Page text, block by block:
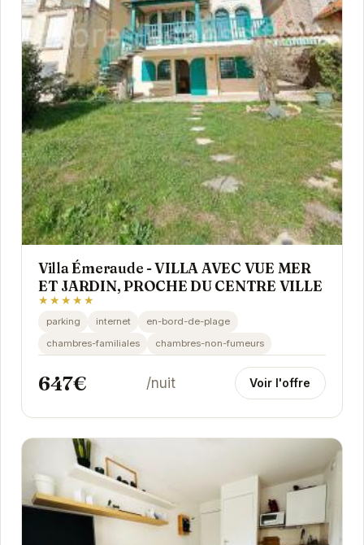
Villa Émeraude - VILLA AVEC VUE MER
ET JARDIN, PROCHE DU CENTRE VILLE
★★★★★
parking internet
en-bord-de-plage
chambres-familiales
chambres-non-fumeurs
647€ /nuit Voir l'offre